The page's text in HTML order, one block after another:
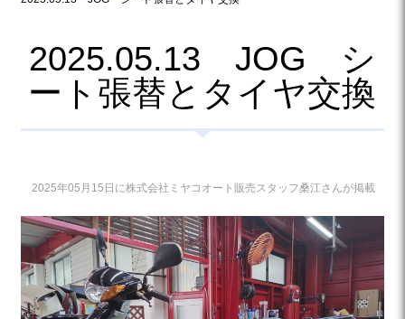
2025.05.13 JOG シ
ート張替とタイヤ交換
2025年05月15日に株式会社ミヤコオート販売スタッフ桑江さんが掲載